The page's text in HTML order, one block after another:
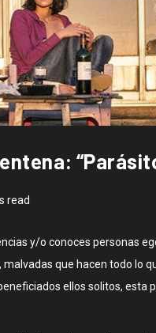
read
y/o conoces personas
que hacen todo lo
ellos solitos, esta